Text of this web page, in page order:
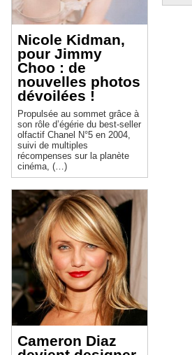
Nicole Kidman,
pour Jimmy
Choo : de
nouvelles photos
dévoilées !
Propulsée au sommet grâce à
son rôle d’égérie du best-seller
olfactif Chanel N°5 en 2004,
suivi de multiples
récompenses sur la planète
cinéma, (…)
Cameron Diaz